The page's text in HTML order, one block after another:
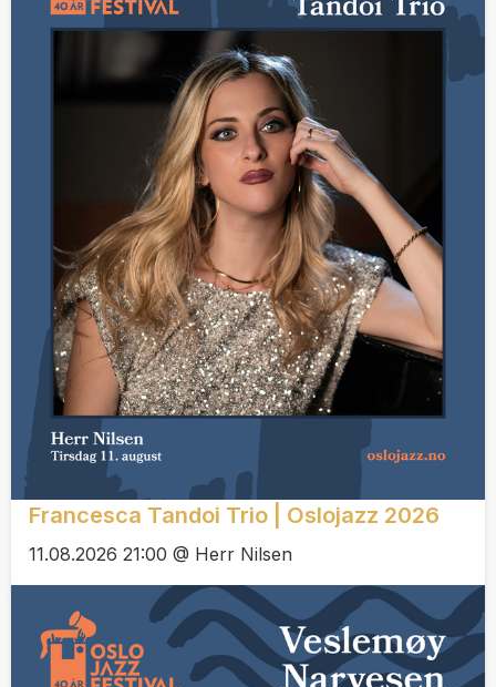
Francesca Tandoi Trio | Oslojazz 2026
11.08.2026 21:00 @ Herr Nilsen